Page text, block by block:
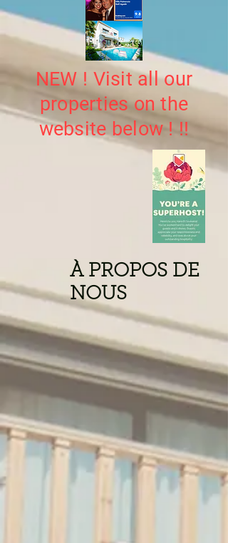
NEW ! Visit all our
properties on the
website below ! !!
À PROPOS DE
NOUS